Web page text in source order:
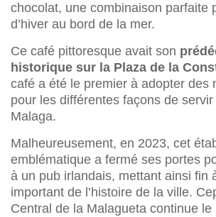
chocolat, une combinaison parfaite
d’hiver au bord de la mer.
Ce café pittoresque avait son
historique sur la Plaza de la
café a été le premier à adopter des
pour les différentes façons de
Malaga.
Malheureusement, en 2023, cet
emblématique a fermé ses portes
à un pub irlandais, mettant ainsi fin
important de l’histoire de la ville.
Central de la Malagueta continue le